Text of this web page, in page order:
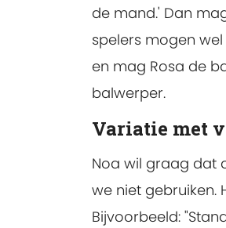
de mand.' Dan
spelers mogen
en mag Rosa de
balwerper.
Variatie met
Noa wil graag dat
we niet gebruiken.
Bijvoorbeeld: